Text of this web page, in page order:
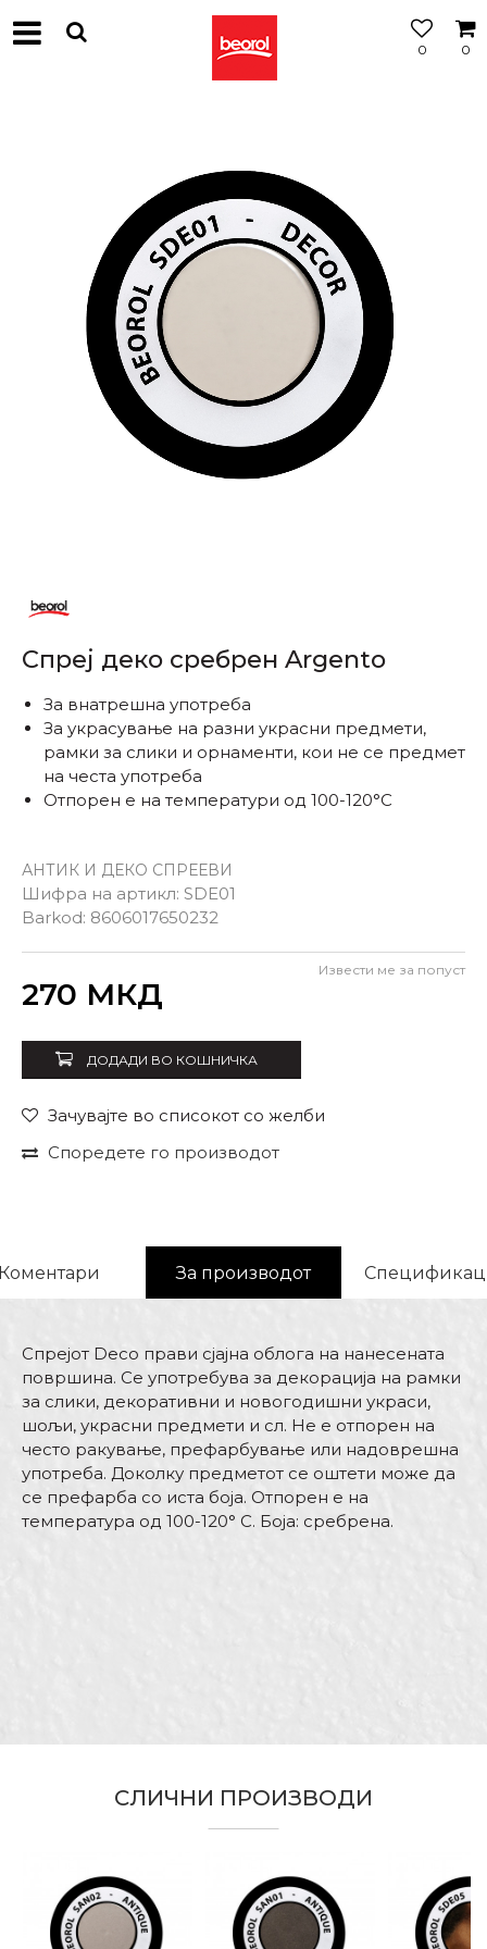
0
0
Спреј деко сребрен Argento
АНТИК И ДЕКО СПРЕЕВИ
Шифра на артикл: SDE01
Barkod: 8606017650232
За внатрешна употреба
За украсување на разни украсни предмети,
рамки за слики и орнаменти, кои не се предмет
на честа употреба
Отпорен е на температури од 100-120°C
270 МКД
Извести ме за попуст
ДОДАДИ ВО КОШНИЧКА
Зачувајте во списокот со желби
Споредете го производот
За производот
Спрејот Deco прави сјајна облога на нанесената
површина. Се употребува за декорација на рамки
за слики, декоративни и новогодишни украси,
шољи, украсни предмети и сл. Не е отпорен на
често ракување, префарбување или надоврешна
употреба. Доколку предметот се оштети може да
се префарба со иста боја. Отпорен е на
температура од 100-120° С. Боја: сребрена.
Занает
Лакери, Махничари, Молери
Столари, Тапетари, Хоби
За декорација на украсни
Отпорност на
температура
100 - 120ᵒC
СЛИЧНИ ПРОИЗВОДИ